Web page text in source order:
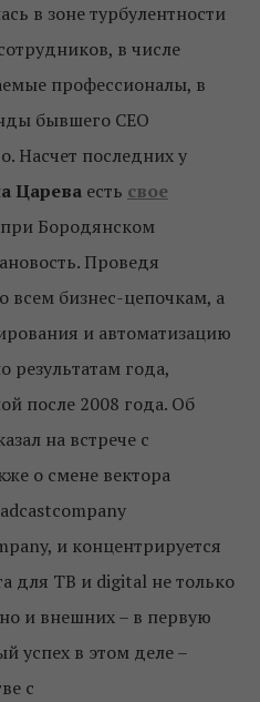
в зоне турбулентности
в числе
профессионалы, в
бывшего СЕО
Насчет последних у
Царева есть свое
при Бородянском
Проведя
всем бизнес-цепочкам, а
и автоматизацию
результатам года,
после 2008 года. Об
на встрече с
о смене вектора
и концентрируется
для ТВ и digital не только
и внешних – в первую
успех в этом деле –
с